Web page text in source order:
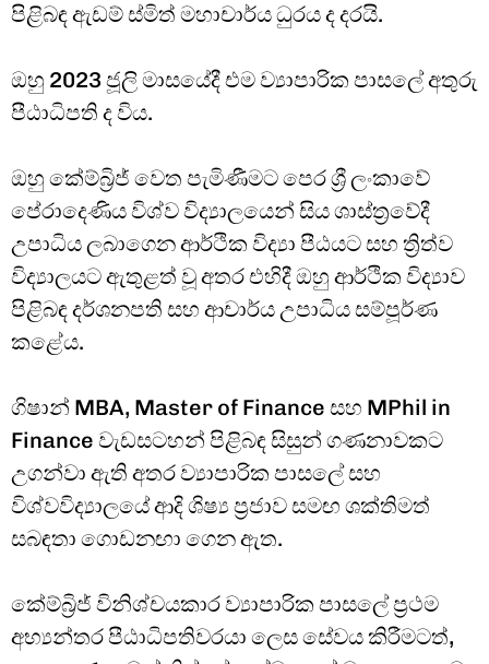
පිළිබඳ ඇඩම් ස්මිත් මහාචාර්ය ධුරය ද දරයි.
ඔහු 2023 ජූලි මාසයේදී එම ව්‍යාපාරික පාසලේ අතුරු
පීඨාධිපති ද විය.
ඔහු කේම්බ්‍රිජ් වෙත පැමිණීමට පෙර ශ්‍රී ලංකාවේ
පේරාදෙණිය විශ්ව විද්‍යාලයෙන් සිය ශාස්ත්‍රවේදී
උපාධිය ලබාගෙන ආර්ථික විද්‍යා පීඨයට සහ ත්‍රිත්ව
විද්‍යාලයට ඇතුළත් වූ අතර එහිදී ඔහු ආර්ථික විද්‍යාව
පිළිබඳ දර්ශනපති සහ ආචාර්ය උපාධිය සම්පූර්ණ
කළේය.
ගිෂාන් MBA, Master of Finance සහ MPhil in
Finance වැඩසටහන් පිළිබඳ සිසුන් ගණනාවකට
උගන්වා ඇති අතර ව්‍යාපාරික පාසලේ සහ
විශ්වවිද්‍යාලයේ ආදි ශිෂ්‍ය ප්‍රජාව සමඟ ශක්තිමත්
සබඳතා ගොඩනඟා ගෙන ඇත.
කේම්බ්‍රිජ් විනිශ්චයකාර ව්‍යාපාරික පාසලේ ප්‍රථම
අභ්‍යන්තර පීඨාධිපතිවරයා ලෙස සේවය කිරීමටත්,